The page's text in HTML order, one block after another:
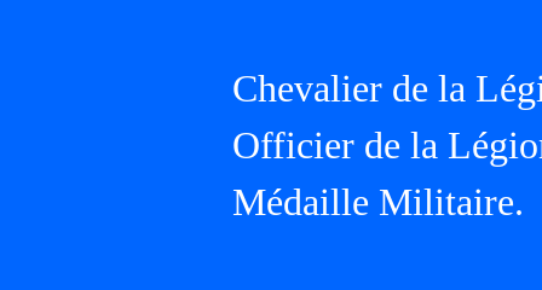
Chevalier de la
Officier de la
Médaille Militaire.